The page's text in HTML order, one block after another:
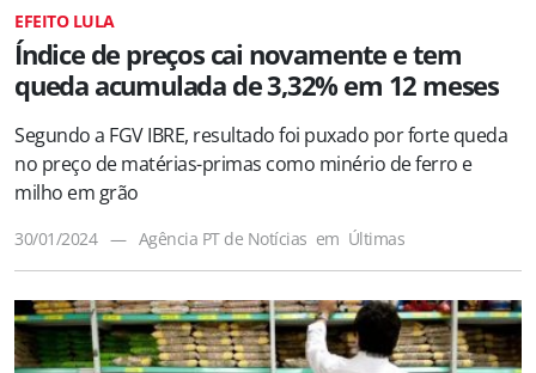
EFEITO LULA
Índice de preços cai novamente e tem
queda acumulada de 3,32% em 12 meses
Segundo a FGV IBRE, resultado foi puxado por forte queda
no preço de matérias-primas como minério de ferro e
milho em grão
30/01/2024 — Agência PT de Notícias em Últimas